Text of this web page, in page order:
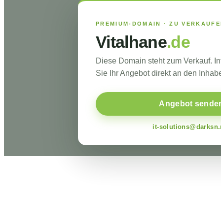
PREMIUM-DOMAIN · ZU
Vitalhane.de
Diese Domain steht zum Verkauf.
Sie Ihr Angebot direkt an den
Angebot
it-